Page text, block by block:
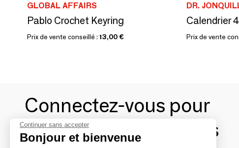
GLOBAL AFFAIRS
Pablo Crochet Keyring
Prix de vente conseillé : 13,00 €
DR.
Calendrier
Prix de vente
Connectez-vous pour
contacter les marques
Continuer sans accepter
Bonjour et bienvenue